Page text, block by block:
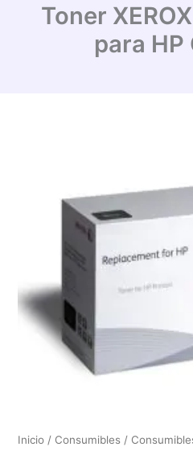
Toner
para HP
Inicio / Consumibles /